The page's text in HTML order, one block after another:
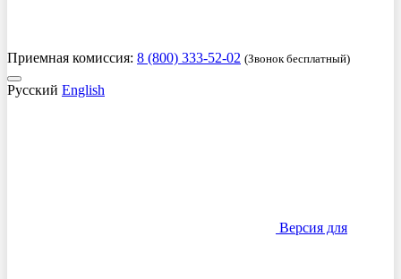
Приемная комиссия: 8 (800) 333-52-02 (Звонок бесплатный)
Русский English
Версия для